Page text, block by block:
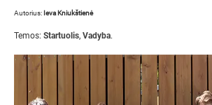
Autorius: Ieva Kniukštienė
Temos: Startuolis, Vadyba.